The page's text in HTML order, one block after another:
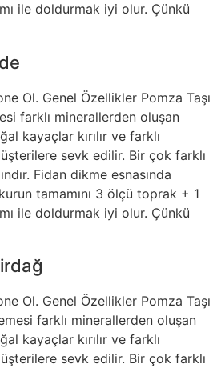
ile doldurmak iyi olur. Çünkü
Ol. Genel Özellikler Pomza Taşı
farklı minerallerden oluşan
kayaçlar kırılır ve farklı
sevk edilir. Bir çok farklı
Fidan dikme esnasında
tamamını 3 ölçü toprak + 1
ile doldurmak iyi olur. Çünkü
Ol. Genel Özellikler Pomza Taşı
farklı minerallerden oluşan
kayaçlar kırılır ve farklı
sevk edilir. Bir çok farklı